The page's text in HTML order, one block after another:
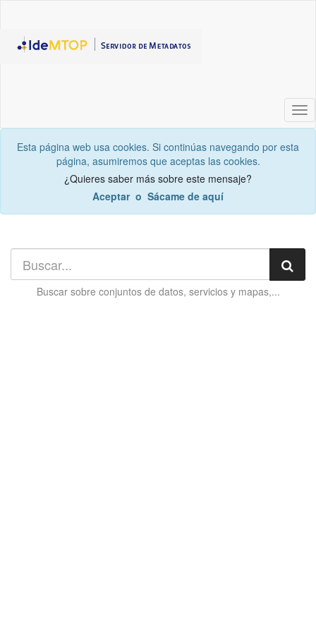
la
Esta página web usa cookies. Si continúas navegando por esta
página, asumiremos que aceptas las cookies.
¿Quieres saber más sobre este mensaje?
Aceptar o Sácame de aquí
Buscar sobre conjuntos de datos, servicios y mapas,...